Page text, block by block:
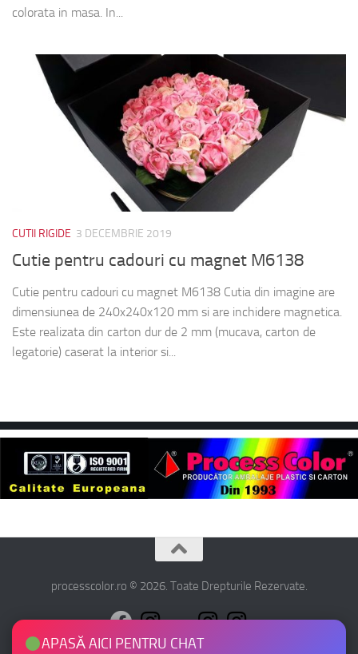
colorata in masa. In...
CUTII RIGIDE 3 DECEMBRIE 2019
Cutie pentru cadouri cu magnet M6138
Cutie pentru cadouri cu magnet M6138 Cutia din imagine are
dimensiunea de 240x240x120 mm si are inchidere magnetica.
Este realizata din carton dur de 2 mm (mucava, carton de
legatorie) caserat la interior si...
processcolor.ro © 2026. Toate Drepturile Rezervate.
APASĂ AICI PENTRU CHAT